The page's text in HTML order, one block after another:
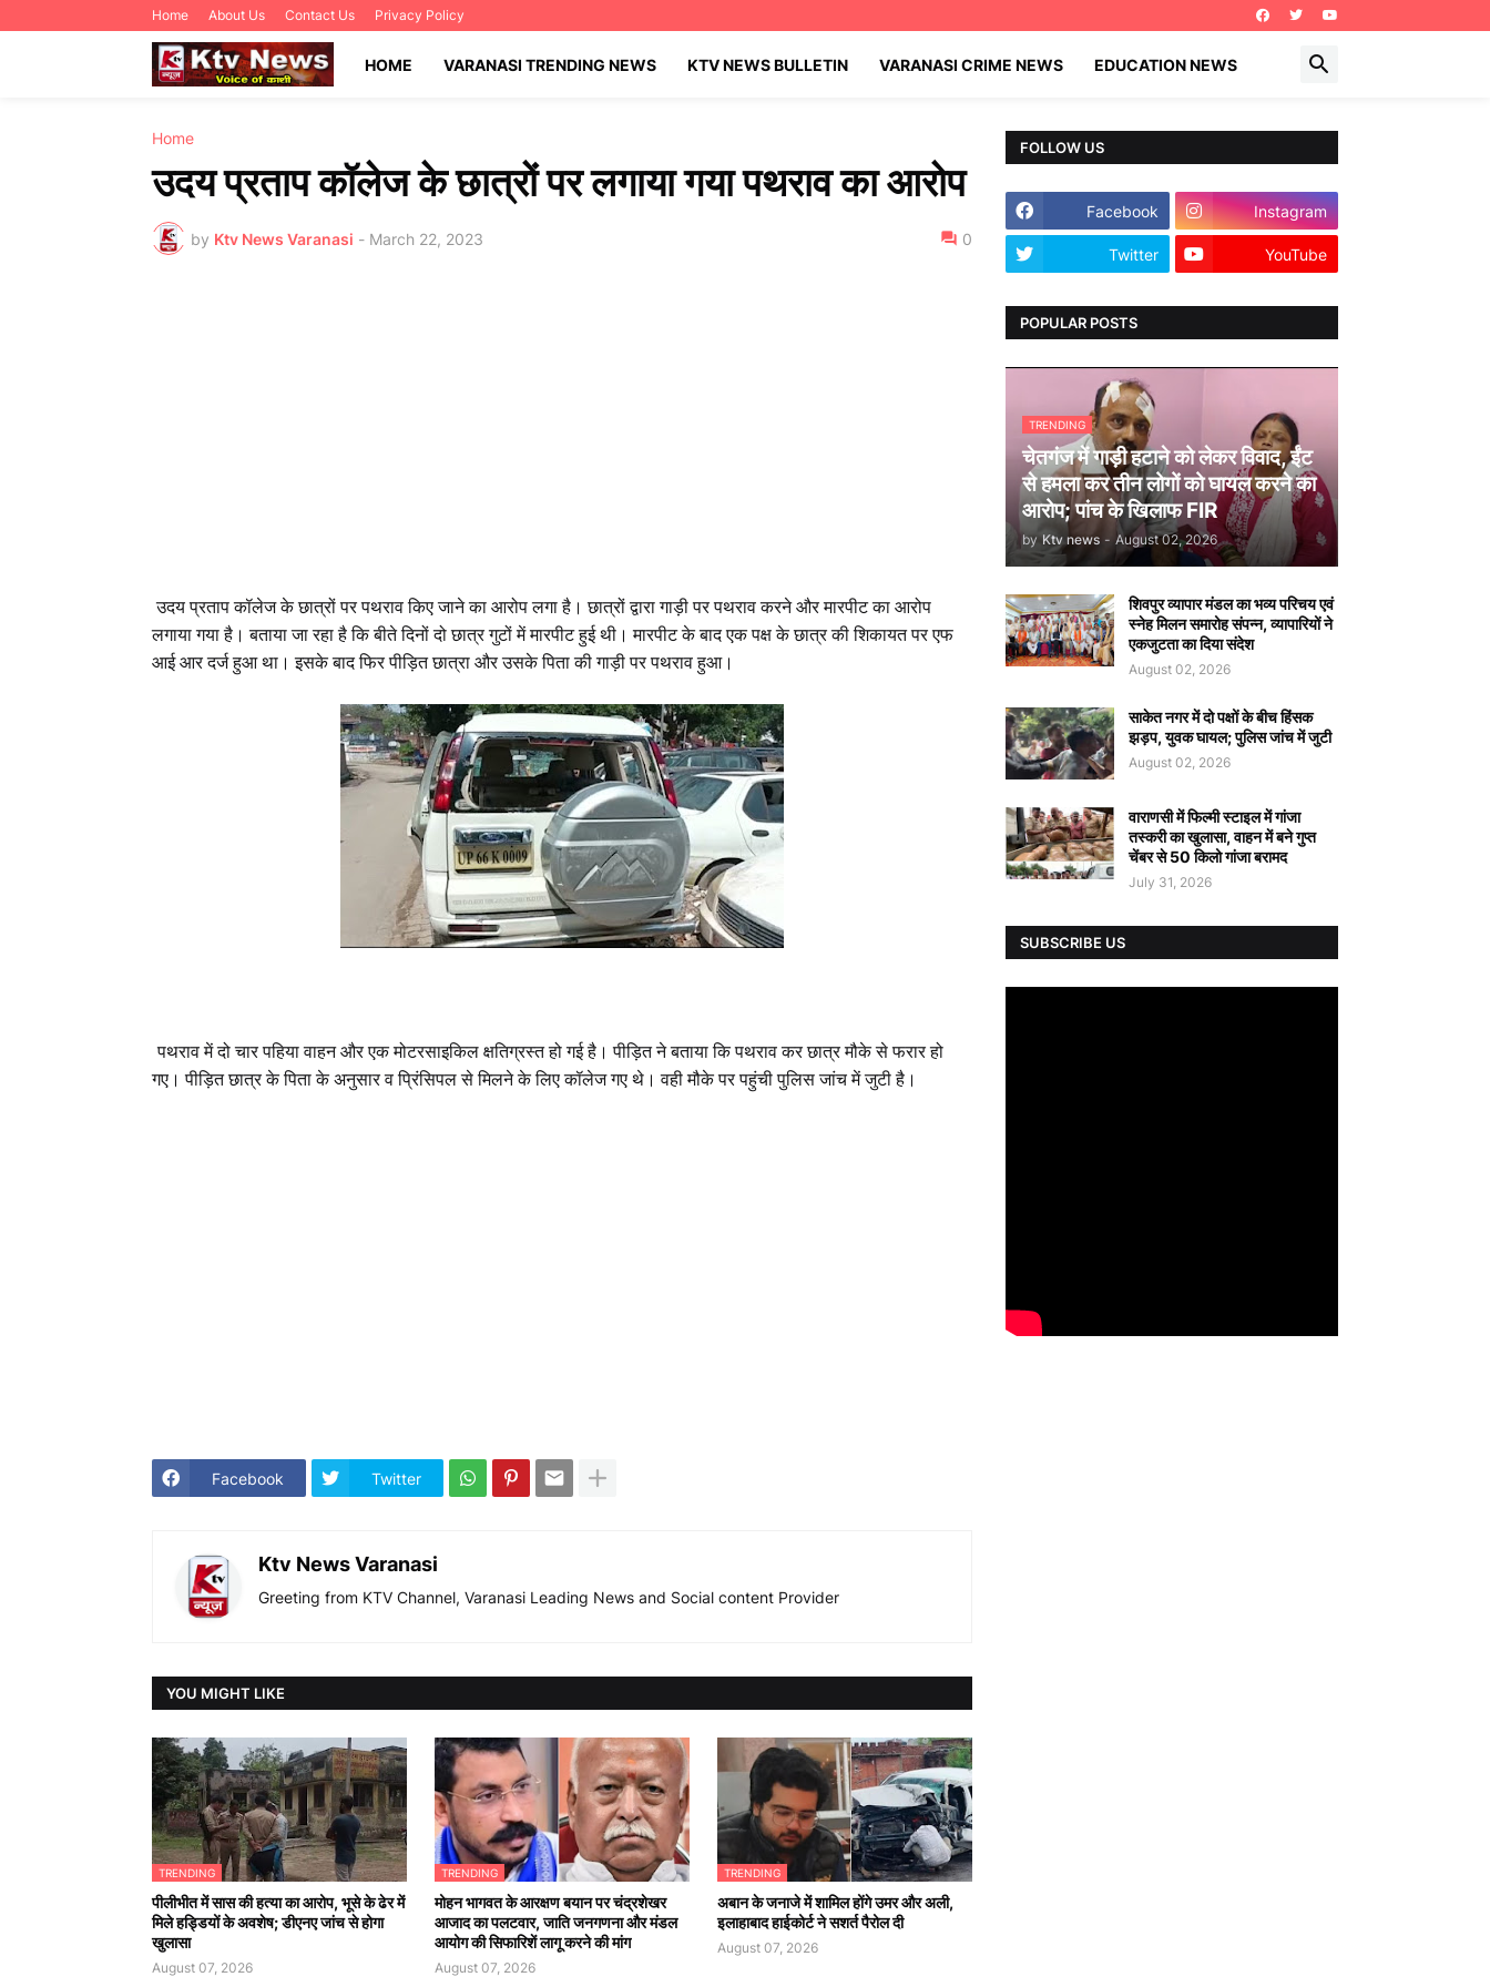
Home About Us Contact Us Privacy Policy
HOME VARANASI TRENDING NEWS KTV NEWS BULLETIN VARANASI CRIME NEWS EDUCATION NEWS
Home
उदय प्रताप कॉलेज के छात्रों पर लगाया गया पथराव का आरोप
by Ktv News Varanasi - March 22, 2023 0
उदय प्रताप कॉलेज के छात्रों पर पथराव किए जाने का आरोप लगा है। छात्रों द्वारागाड़ी पर पथराव करने और मारपीट का आरोप
लगाया गया है । बताया जा रहा है कि बीते दिनों दो छात्र गुटों में मारपीट हुई थी । मारपीट के बाद एक पक्ष के छात्र की शिकायत पर एफ
आई आर दर्ज हुआ था । इसके बाद फिर पीड़ित छात्रा और उसके पिता की गाड़ी पर पथराव हुआ।
पथराव में दो चार पहिया वाहन और एक मोटरसाइकिल क्षतिग्रस्त हो गई है । पीड़ित ने बताया कि पथराव कर छात्र मौके से फरार हो
गए । पीड़ित छात्र के पिता के अनुसार व प्रिंसिपल से मिलने के लिए कॉलेज गए थे । वही मौके पर पहुंची पुलिस जांच में जुटी है ।
Facebook Twitter
Ktv News Varanasi
Greeting from KTV Channel, Varanasi Leading News and Social content Provider
YOU MIGHT LIKE
TRENDING
पीलीभीत में सास की हत्या का आरोप, भूसे के ढेर में
मिले हड्डियों के अवशेष; डीएनए जांच से होगा
खुलासा
August 07, 2026
TRENDING
मोहन भागवत के आरक्षण बयान पर चंद्रशेखर
आजाद का पलटवार, जाति जनगणना और मंडल
आयोग की सिफारिशें लागू करने की मांग
August 07, 2026
TRENDING
अबान के जनाजे में शामिल होंगे उमर और अली,
इलाहाबाद हाईकोर्ट ने सशर्त पैरोल दी
August 07, 2026
FOLLOW US
Facebook Instagram
Twitter YouTube
POPULAR POSTS
TRENDING
चेतगंज में गाड़ी हटाने को लेकर विवाद, ईंट
से हमला कर तीन लोगों को घायल करने का
आरोप; पांच के खिलाफ FIR
by Ktv news - August 02, 2026
शिवपुर व्यापार मंडल का भव्य परिचय एवं
स्नेह मिलन समारोह संपन्न, व्यापारियों ने
एकजुटता का दिया संदेश
August 02, 2026
साकेत नगर में दो पक्षों के बीच हिंसक
झड़प, युवक घायल; पुलिस जांच में जुटी
August 02, 2026
वाराणसी में फिल्मी स्टाइल में गांजा
तस्करी का खुलासा, वाहन में बने गुप्त
चेंबर से 50 किलो गांजा बरामद
July 31, 2026
SUBSCRIBE US